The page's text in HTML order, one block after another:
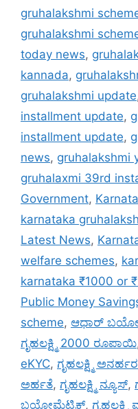
gruhalakshmi
gruhalakshmi
today news,
kannada,
gruhalakshmi update
installment update,
installment update,
news, gruhalakshmi
gruhalaxmi 39rd
Government,
karnataka
Latest News,
welfare schemes,
karnataka ₹1000 or
Public Money
scheme, ಆಧಾರ್
ಗೃಹಲಕ್ಷ್ಮಿ 2000 ರೂಪಾಯಿ
eKYC, ಗೃಹಲಕ್ಷ್ಮಿ
ಅರ್ಹತೆ, ಗೃಹಲಕ್ಷ್ಮಿ ನ್ಯೂಸ್,
ಬಯೋಮೆಟ್ರಿಕ್,